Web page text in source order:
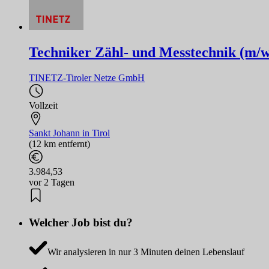
Techniker Zähl- und Messtechnik (m/
TINETZ-Tiroler Netze GmbH
Vollzeit
Sankt Johann in Tirol
(12 km entfernt)
3.984,53
vor 2 Tagen
Welcher Job bist du?
Wir analysieren in nur 3 Minuten deinen Lebenslauf